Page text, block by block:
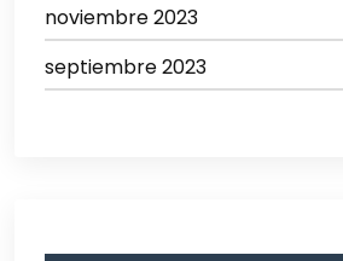
noviembre 2023
septiembre 2023